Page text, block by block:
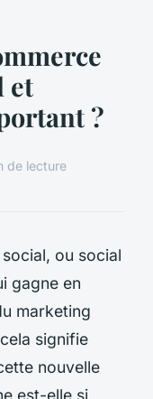
et
?
de lecture
ou social
gagne en
marketing
signifie
nouvelle
est-elle si